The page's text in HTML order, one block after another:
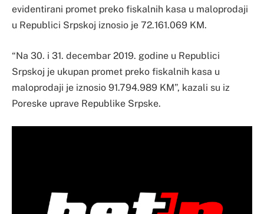
evidentirani promet preko fiskalnih kasa u maloprodaji
u Republici Srpskoj iznosio je 72.161.069 KM.
“Na 30. i 31. decembar 2019. godine u Republici
Srpskoj je ukupan promet preko fiskalnih kasa u
maloprodaji je iznosio 91.794.989 KM”, kazali su iz
Poreske uprave Republike Srpske.